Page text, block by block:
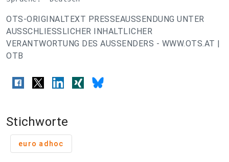
OTS-ORIGINALTEXT PRESSEAUSSENDUNG UNTER
AUSSCHLIESSLICHER INHALTLICHER
VERANTWORTUNG DES AUSSENDERS - WWW.OTS.AT |
OTB
Stichworte
euro adhoc